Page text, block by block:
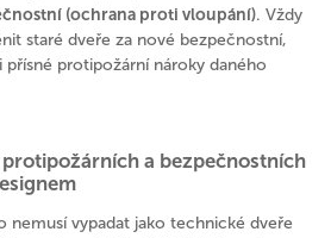
(ochrana proti vloupání). Vždy
staré dveře za nové bezpečnostní,
protipožární nároky daného
a bezpečnostních
nemusí vypadat jako technické dveře